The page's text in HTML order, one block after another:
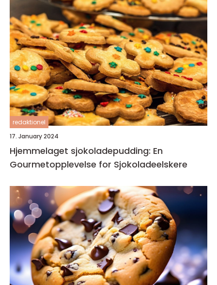
redaktionel
17. January 2024
Hjemmelaget sjokoladepudding: En
Gourmetopplevelse for Sjokoladeelskere